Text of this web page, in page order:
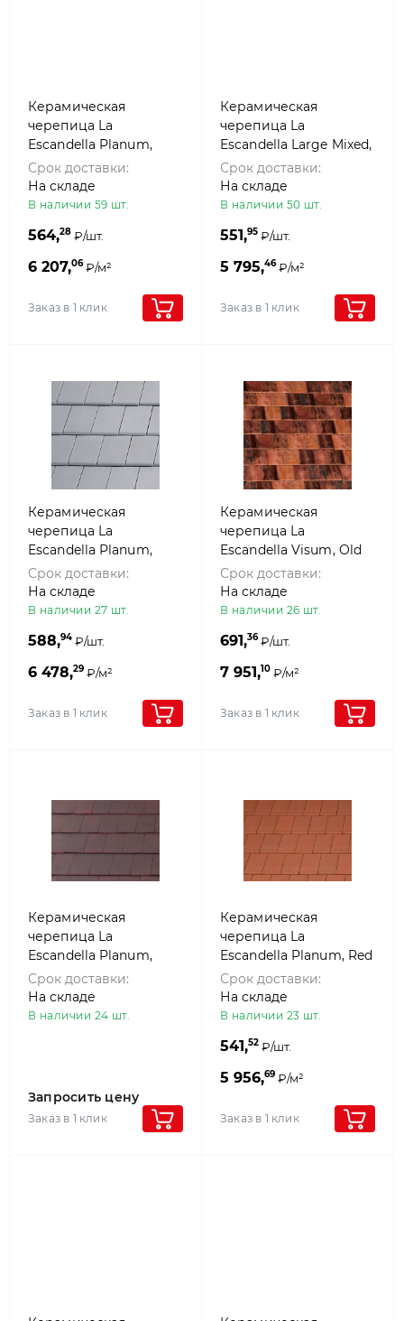
Керамическая
черепица La
Escandella Planum,
Brown klinker
Срок доставки:
На складе
В наличии 59 шт.
564,28 ₽/шт.
6 207,06₽/м²
Заказ в 1 клик
Керамическая
черепица La
Escandella Large Mixed,
Aitana klinker
Срок доставки:
На складе
В наличии 50 шт.
551,95 ₽/шт.
5 795,46₽/м²
Заказ в 1 клик
Керамическая
черепица La
Escandella Planum,
Pepper klinker
Срок доставки:
На складе
В наличии 27 шт.
588,94 ₽/шт.
6 478,29 ₽/м²
Заказ в 1 клик
Керамическая
черепица La
Escandella Visum, Old
England klinker
Срок доставки:
На складе
В наличии 26 шт.
691,36₽/шт.
7 951,10 ₽/м²
Заказ в 1 клик
Керамическая
черепица La
Escandella Planum,
Burgundy klinker
Срок доставки:
На складе
В наличии 24 шт.
Запросить цену
Заказ в 1 клик
Керамическая
черепица La
Escandella Planum, Red
klinker
Срок доставки:
На складе
В наличии 23 шт.
541,52 ₽/шт.
5 956,69 ₽/м²
Заказ в 1 клик